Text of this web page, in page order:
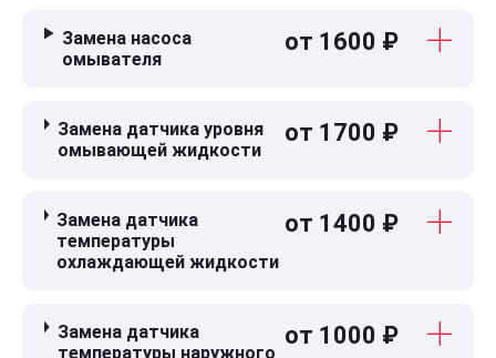
Замена насоса
омывателя
от 1600 ₽
Замена датчика уровня
омывающей жидкости
от 1700 ₽
Замена датчика
температуры
охлаждающей жидкости
от 1400 ₽
Замена датчика
температуры наружного
от 1000 ₽